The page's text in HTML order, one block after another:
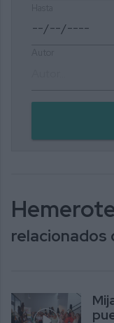
relacionados